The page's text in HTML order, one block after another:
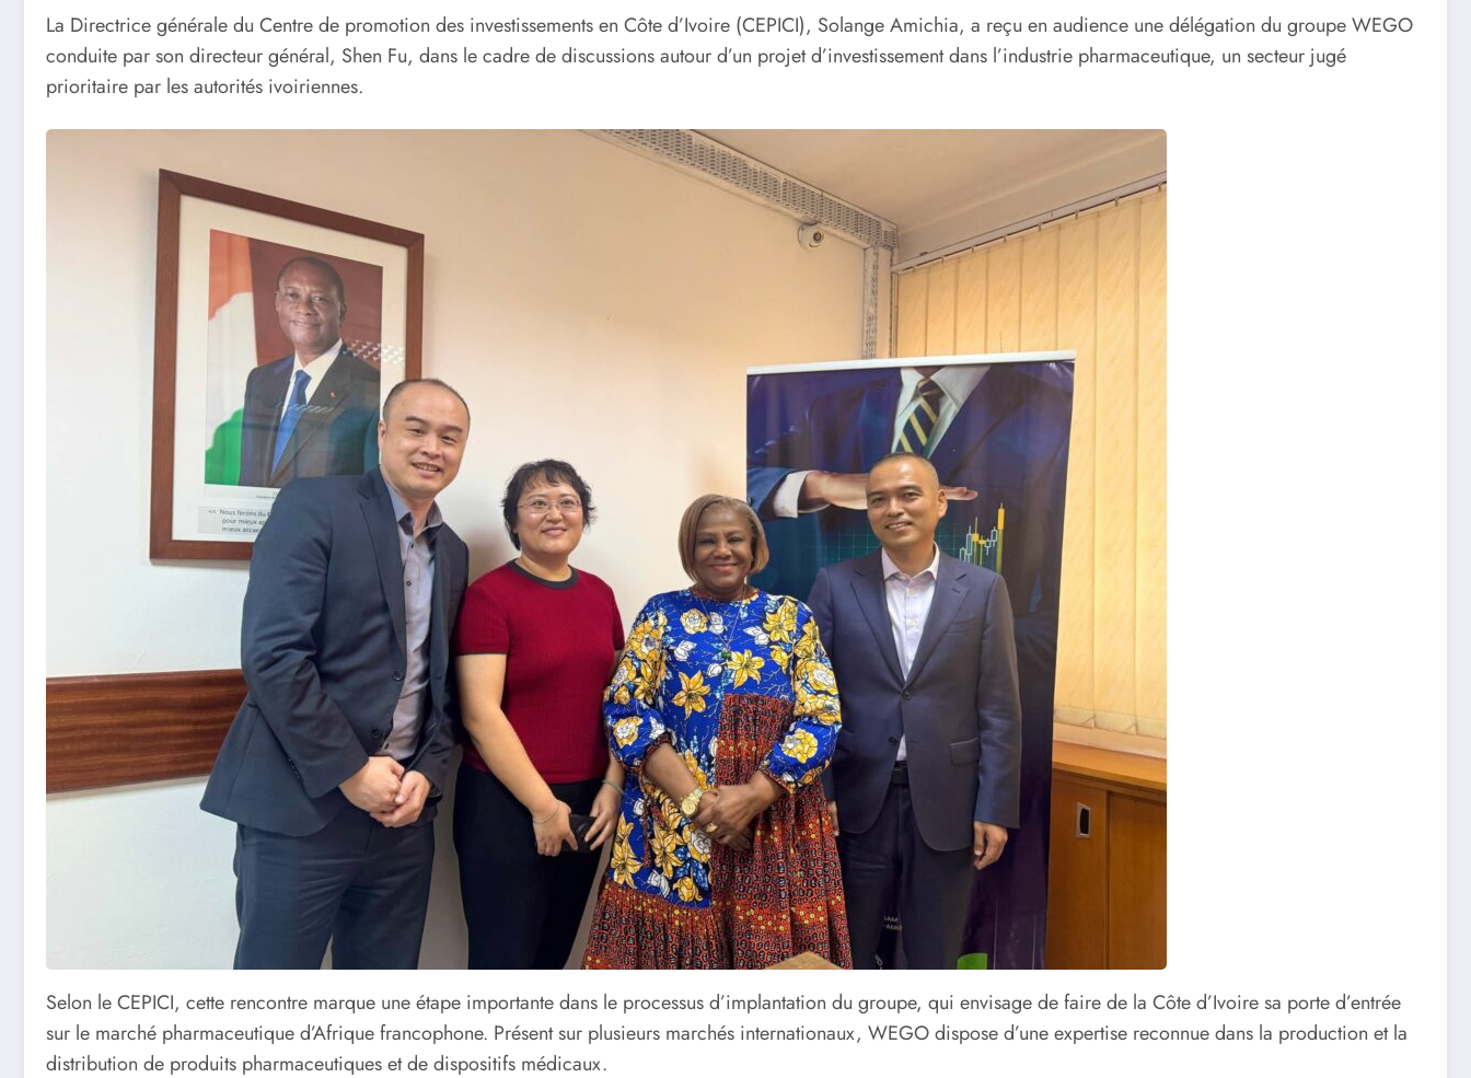
La Directrice générale du Centre de promotion des investissements en Côte d’Ivoire (CEPICI), Solange Amichia, a reçu en audience une délégation du groupe WEGO
conduite par son directeur général, Shen Fu, dans le cadre de discussions autour d’un projet d’investissement dans l’industrie pharmaceutique, un secteur jugé
prioritaire par les autorités ivoiriennes.
Selon le CEPICI, cette rencontre marque une étape importante dans le processus d’implantation du groupe, qui envisage de faire de la Côte d’Ivoire sa porte d’entrée
sur le marché pharmaceutique d’Afrique francophone. Présent sur plusieurs marchés internationaux, WEGO dispose d’une expertise reconnue dans la production et la
distribution de produits pharmaceutiques et de dispositifs médicaux.